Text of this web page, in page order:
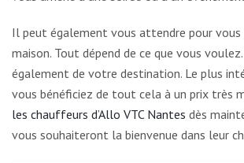
Il peut également vous attendre pour vous
maison. Tout dépend de ce que vous
également de votre destination. Le plus
vous bénéficiez de tout cela à un prix très
les chauffeurs d’Allo VTC Nantes dès
vous souhaiteront la bienvenue dans leur